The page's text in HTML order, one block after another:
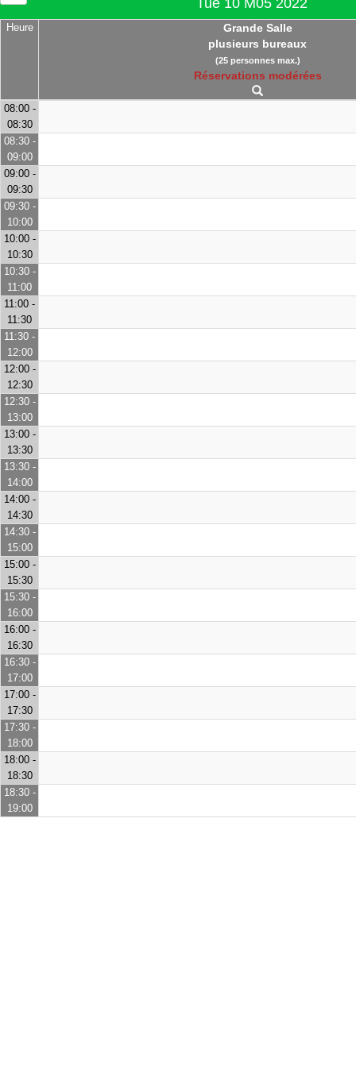
Heure
Grande Salle
plusieurs bureaux
(25 personnes max.)
Réservations modérées
08:00 -
08:30
08:30 -
09:00
09:00 -
09:30
09:30 -
10:00
10:00 -
10:30
10:30 -
11:00
11:00 -
11:30
11:30 -
12:00
12:00 -
12:30
12:30 -
13:00
13:00 -
13:30
13:30 -
14:00
14:00 -
14:30
14:30 -
15:00
15:00 -
15:30
15:30 -
16:00
16:00 -
16:30
16:30 -
17:00
17:00 -
17:30
17:30 -
18:00
18:00 -
18:30
18:30 -
19:00